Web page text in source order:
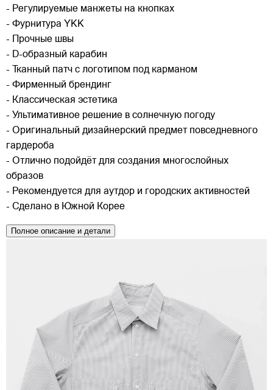
- Регулируемые манжеты на кнопках
- Фурнитура YKK
- Прочные швы
- D-образный карабин
- Тканный патч с логотипом под карманом
- Фирменный брендинг
- Классическая эстетика
- Ультимативное решение в солнечную погоду
- Оригинальный дизайнерский предмет повседневного
гардероба
- Отлично подойдёт для создания многослойных
образов
- Рекомендуется для аутдор и городских активностей
- Сделано в Южной Корее
Полное описание и детали